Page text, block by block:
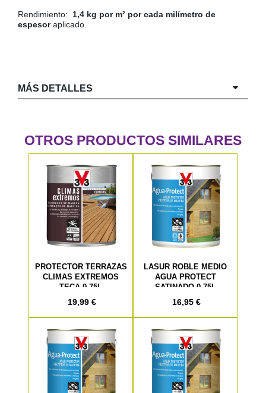
Rendimiento: 1,4 kg por m² por cada milímetro de
espesoraplicado.
MÁS DETALLES
OTROS PRODUCTOS SIMILARES
PROTECTOR TERRAZAS
CLIMAS EXTREMOS
TECA 0,75L
19,99 €
LASUR ROBLE MEDIO
AGUA PROTECT
SATINADO 0,75L
16,95 €